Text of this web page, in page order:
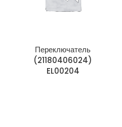
Переключатель
(21180406024)
EL00204